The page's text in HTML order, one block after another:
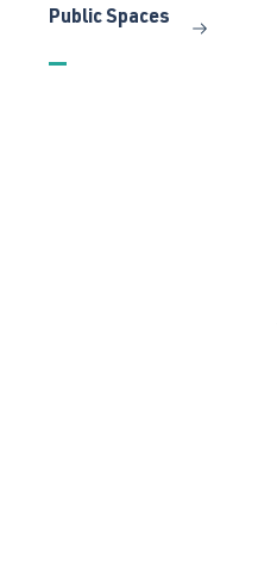
Public Spaces